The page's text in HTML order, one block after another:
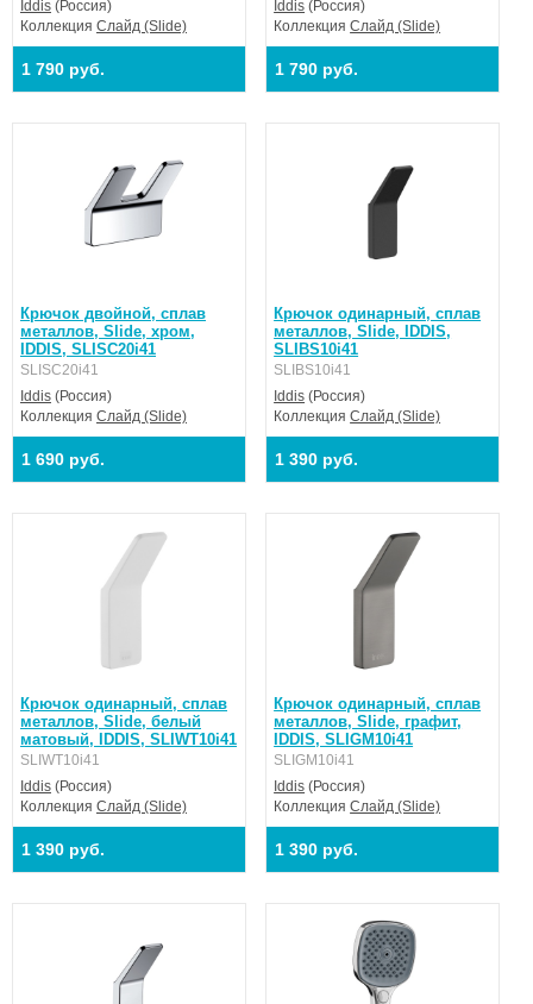
Iddis (Россия)
Коллекция Слайд (Slide)
1 790 руб.
Iddis (Россия)
КоллекцияСлайд (Slide)
1 790 руб.
Крючок двойной, сплав
металлов, Slide, хром,
IDDIS, SLISC20i41
SLISC20i41
Iddis (Россия)
Коллекция Слайд (Slide)
1 690 руб.
Крючок одинарный, сплав
металлов, Slide, IDDIS,
SLIBS10i41
SLIBS10i41
Iddis (Россия)
КоллекцияСлайд (Slide)
1 390 руб.
Крючок одинарный, сплав
металлов, Slide, белый
матовый, IDDIS, SLIWT10i41
SLIWT10i41
Iddis (Россия)
Коллекция Слайд (Slide)
1 390 руб.
Крючок одинарный, сплав
металлов, Slide, графит,
IDDIS, SLIGM10i41
SLIGM10i41
Iddis (Россия)
КоллекцияСлайд (Slide)
1 390 руб.